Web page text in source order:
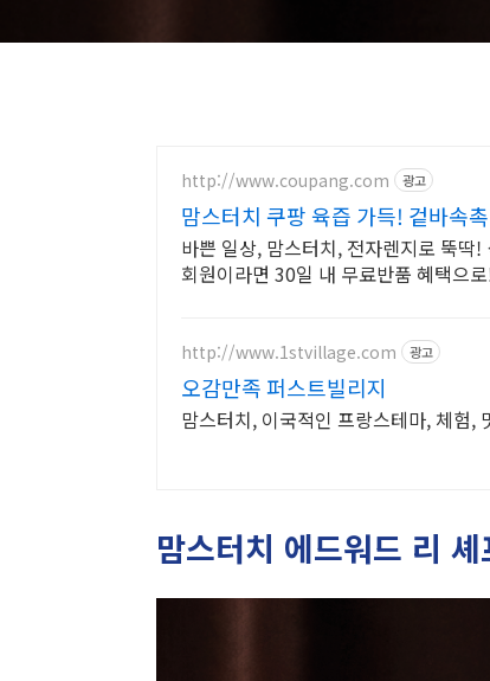
http://www.coupang.com 광고
맘스터치 쿠팡 육즙 가득! 겉바속
바쁜 일상, 맘스터치, 전자렌지로 뚝딱
회원이라면 30일 내 무료반품 혜택으
http://www.1stvillage.com 광고
오감만족 퍼스트빌리지
맘스터치, 이국적인 프랑스테마, 체험,
맘스터치 에드워드 리